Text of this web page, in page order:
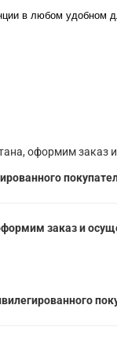
в любом удобном
оформим заказ
заказ и